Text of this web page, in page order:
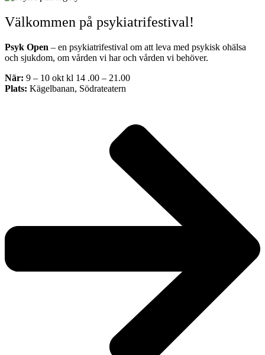
Välkommen på psykiatrifestival!
Psyk Open – en psykiatrifestival om att leva med psykisk ohälsa
och sjukdom, om vården vi har och vården vi behöver.
När: 9 – 10 okt kl 14 .00 – 21.00
Plats: Kägelbanan, Södrateatern